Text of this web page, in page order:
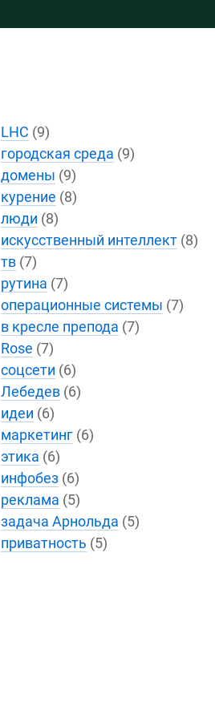
LHC (9)
городская среда (9)
домены (9)
курение (8)
люди (8)
искусственный интеллект (8)
тв (7)
рутина (7)
операционные системы (7)
в кресле препода (7)
Rose (7)
соцсети (6)
Лебедев (6)
идеи (6)
маркетинг (6)
этика (6)
инфобез (6)
реклама (5)
задача Арнольда (5)
приватность (5)